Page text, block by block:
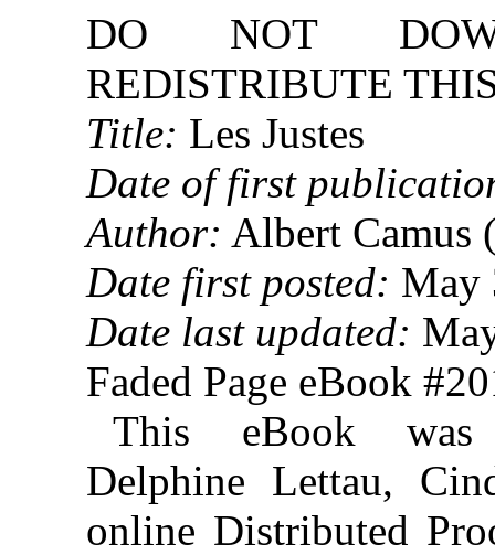
DO NOT
REDISTRIBUTE
Title: Les Justes
Date of first
Author: Albert Camus
Date first posted: May
Date last updated:
Faded Page eBook
This eBook
Delphine Lettau,
online Distributed